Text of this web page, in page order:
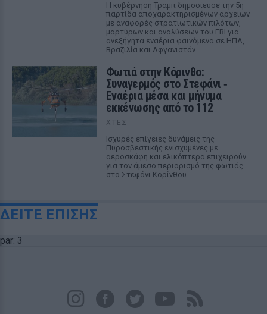
Η κυβέρνηση Τραμπ δημοσίευσε την 5η
παρτίδα αποχαρακτηρισμένων αρχείων
με αναφορές στρατιωτικών πιλότων,
μαρτύρων και αναλύσεων του FBI για
ανεξήγητα εναέρια φαινόμενα σε ΗΠΑ,
Βραζιλία και Αφγανιστάν.
Φωτιά στην Κόρινθο:
Συναγερμός στο Στεφάνι ‑
Εναέρια μέσα και μήνυμα
εκκένωσης από το 112
ΧΤΕΣ
Ισχυρές επίγειες δυνάμεις της
Πυροσβεστικής ενισχυμένες με
αεροσκάφη και ελικόπτερα επιχειρούν
για τον άμεσο περιορισμό της φωτιάς
στο Στεφάνι Κορίνθου.
ΔΕΙΤΕ ΕΠΙΣΗΣ
par: 3